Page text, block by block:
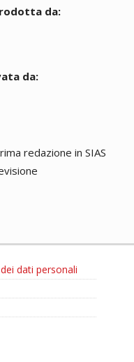
da:
da:
redazione in SIAS
dati personali